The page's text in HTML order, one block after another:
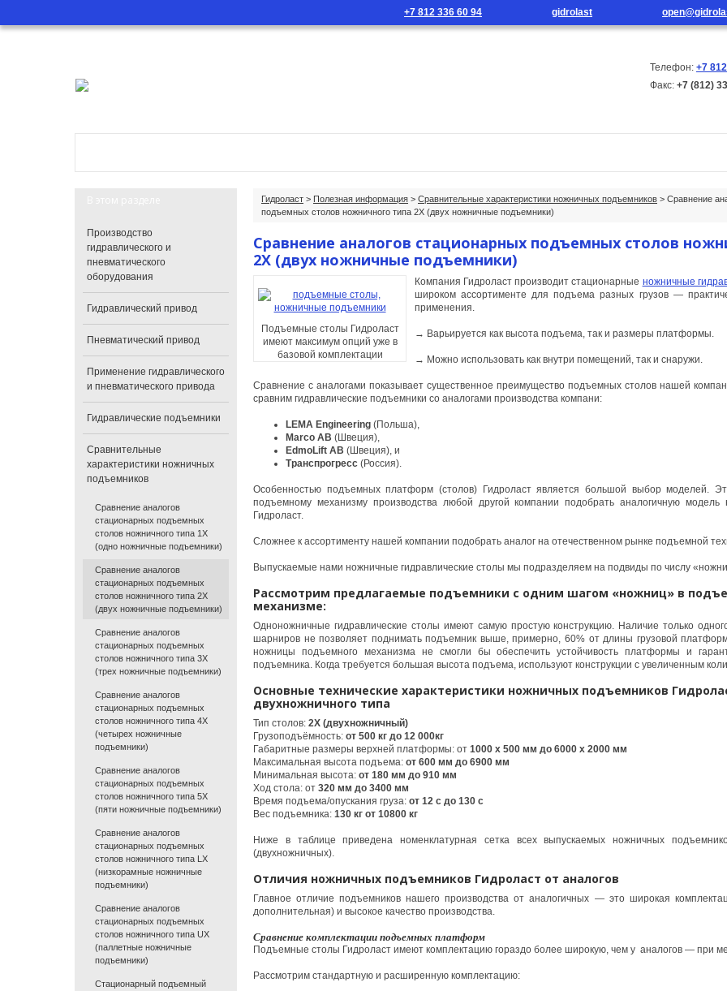
+7 812 336 60 94 gidrolast
Телефон: +7
Факс: +7 (812)
Гидроласт > Полезная информация > Сравнительные характеристики ножничных подъемников > Сравнение
подъемных столов ножничного типа 2X (двух ножничные подъемники)
Сравнение аналогов стационарных подъемных столов
2X (двух ножничные подъемники)
Подъемные столы Гидроласт
имеют максимум опций уже в
базовой комплектации
Компания Гидроласт производит стационарные ножничные
широком ассортименте для подъема разных грузов —
применения.
→ Варьируется как высота подъема, так и размеры платформы.
→ Можно использовать как внутри помещений, так и снаружи.
Сравнение с аналогами показывает существенное преимущество подъемных столов нашей
сравним гидравлические подъемники со аналогами производства компани:
LEMA Engineering (Польша),
Marco AB (Швеция),
EdmoLift AB (Швеция), и
Транспрогресс (Россия).
Особенностью подъемных платформ (столов) Гидроласт является большой выбор моделей.
подъемному механизму производства любой другой компании подобрать аналогичную
Гидроласт.
Сложнее к ассортименту нашей компании подобрать аналог на отечественном рынке подъемной
Выпускаемые нами ножничные гидравлические столы мы подразделяем на подвиды по числу
Рассмотрим предлагаемые подъемники с одним шагом «ножниц» в
механизме:
Одноножничные гидравлические столы имеют самую простую конструкцию. Наличие только
шарниров не позволяет поднимать подъемник выше, примерно, 60% от длины грузовой
ножницы подъемного механизма не смогли бы обеспечить устойчивость платформы и
подъемника. Когда требуется большая высота подъема, используют конструкции с увеличенным
Основные технические характеристики ножничных подъемников
двухножничного типа
Тип столов: 2X (двухножничный)
Грузоподъёмность: от 500 кг до 12 000кг
Габаритные размеры верхней платформы: от 1000 х 500 мм до 6000 х 2000 мм
Максимальная высота подъема: от 600 мм до 6900 мм
Минимальная высота: от 180 мм до 910 мм
Ход стола: от 320 мм до 3400 мм
Время подъема/опускания груза: от 12 с до 130 с
Вес подъемника: 130 кг от 10800 кг
Ниже в таблице приведена номенклатурная сетка всех выпускаемых ножничных
(двухножничных).
Отличия ножничных подъемников Гидроласт от аналогов
Главное отличие подъемников нашего производства от аналогичных — это широкая
дополнительная) и высокое качество производства.
Сравнение комплектации подъемных платформ
Подъемные столы Гидроласт имеют комплектацию гораздо более широкую, чем у аналогов — при
Рассмотрим стандартную и расширенную комплектацию:
Производство
гидравлического и
пневматического
оборудования
Гидравлический привод
Пневматический привод
Применение гидравлического
и пневматического привода
Гидравлические подъемники
Сравнительные
характеристики ножничных
подъемников
Сравнение аналогов
стационарных подъемных
столов ножничного типа 1X
(одно ножничные подъемники)
Сравнение аналогов
стационарных подъемных
столов ножничного типа 2X
(двух ножничные подъемники)
Сравнение аналогов
стационарных подъемных
столов ножничного типа 3X
(трех ножничные подъемники)
Сравнение аналогов
стационарных подъемных
столов ножничного типа 4X
(четырех ножничные
подъемники)
Сравнение аналогов
стационарных подъемных
столов ножничного типа 5X
(пяти ножничные подъемники)
Сравнение аналогов
стационарных подъемных
столов ножничного типа LX
(низкорамные ножничные
подъемники)
Сравнение аналогов
стационарных подъемных
столов ножничного типа UX
(паллетные ножничные
подъемники)
Стационарный подъемный